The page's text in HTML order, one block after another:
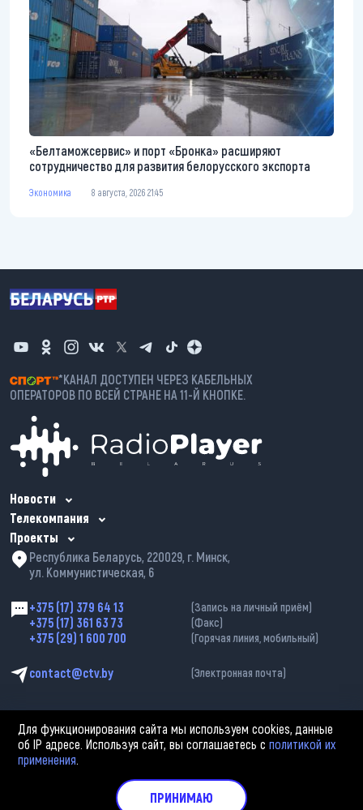
«Белтаможсервис» и порт «Бронка» расширяют
сотрудничество для развития белорусского экспорта
Экономика 8 августа, 2026 21:45
*КАНАЛ ДОСТУПЕН ЧЕРЕЗ КАБЕЛЬНЫХ
ОПЕРАТОРОВ ПО ВСЕЙ СТРАНЕ НА 11-Й КНОПКЕ.
Новости
Телекомпания
Проекты
Республика Беларусь, 220029, г. Минск,
ул. Коммунистическая, 6
+375 (17) 379 64 13 (Запись на личный приём)
+375 (17) 361 63 73 (Факс)
+375 (29) 1 600 700 (Горячая линия, мобильный)
contact@ctv.by (Электронная почта)
2002—2026 © ЗАО «Столичное телевидение». При любом использовании
материалов активная гиперссылка на «belarus-news.by» обязательна.
Политика обработки персональных данных
Для функционирования сайта мы используем cookies, данные
об IP адресе. Используя сайт, вы соглашаетесь сполитикой их
применения.
ПРИНИМАЮ